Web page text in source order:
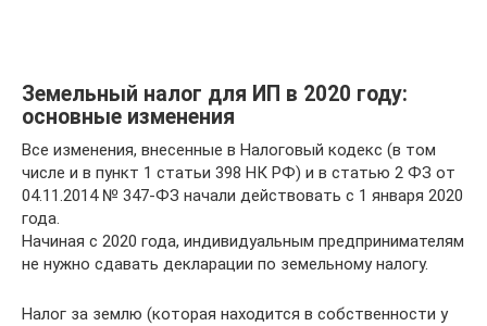
Земельный налог для ИП в 2020 году:
основные изменения
Все изменения, внесенные в Налоговый кодекс (в том
числе и в пункт 1 статьи 398 НК РФ) и в статью 2 ФЗ от
04.11.2014 № 347-ФЗ начали действовать с 1 января 2020
года.
Начиная с 2020 года, индивидуальным предпринимателям
не нужно сдавать декларации по земельному налогу.
Налог за землю (которая находится в собственности у